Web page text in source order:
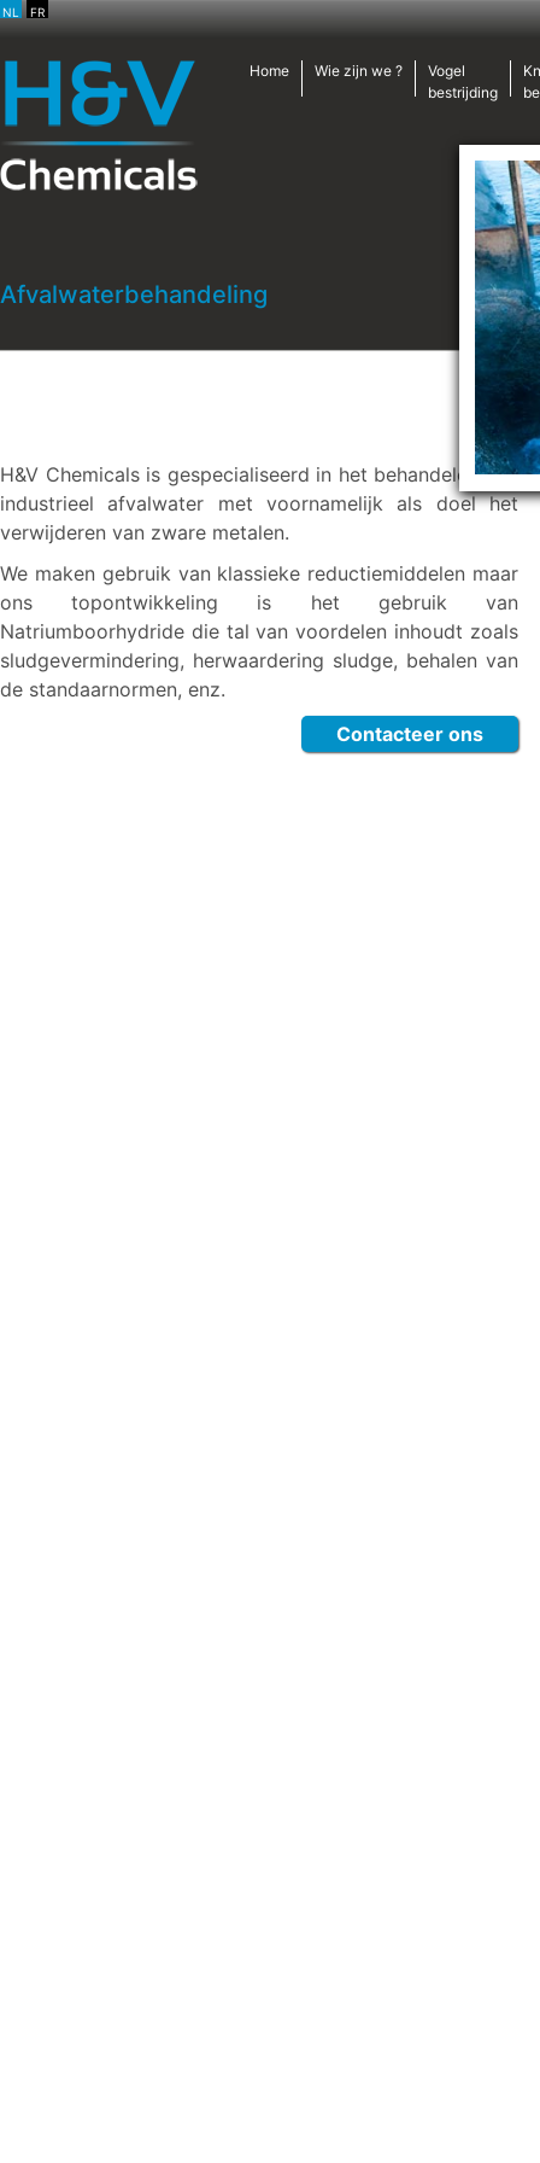
Home Wie zijn we ?
Vogel
bestrijding
Afvalwaterbehandeling
NL FR
H&V Chemicals is gespecialiseerd in het behandelen van
industrieel afvalwater met voornamelijk als doel het
verwijderen van zware metalen.
We maken gebruik van klassieke reductiemiddelen maar
ons topontwikkeling is het gebruik van
Natriumboorhydride die tal van voordelen inhoudt zoals
sludgevermindering, herwaardering sludge, behalen van
de standaarnormen, enz.
Contacteer ons